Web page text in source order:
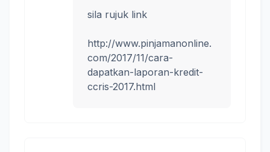
sila rujuk link
http://www.pinjamanonline.
com/2017/11/cara-
dapatkan-laporan-kredit-
ccris-2017.html